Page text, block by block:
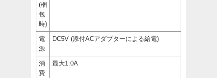
(梱
包
時)
電
源
DC5V (添付ACアダプターによる給電)
消
費
最大1.0A